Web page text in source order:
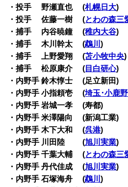
・投手 野瀬直也 (札幌日大)
・投手 佐藤一樹 (とわの森三
・捕手 内谷暁鐘 (稚内大谷)
・捕手 木川幹太 (鵡川)
・捕手 上野愛翔 (苫小牧中央)
・捕手 松原康介 ( 目白研心)
・内野手 鈴木惇士 (足立新田)
・内野手 小指頼壱 (埼玉･小鹿野
・内野手 岩城一孝 (寿都)
・内野手 米澤陽向 (新潟工業)
・内野手 木下大和 (呉港)
・内野手 川田陸 (旭川実業)
・内野手 千葉大輔 (とわの森三
・内野手 丹代佳成 (旭川実業)
・内野手 石塚海舟 (鵡川)